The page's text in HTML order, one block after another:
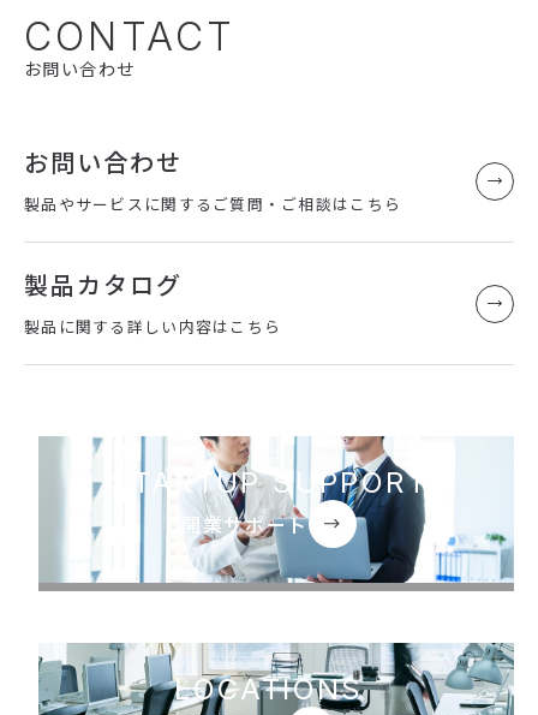
CONTACT
お問い合わせ
お問い合わせ
製品やサービスに関するご質問・ご相談はこちら
製品カタログ
製品に関する詳しい内容はこちら
STARTUP SUPPORT
開業サポート
LOCATIONS